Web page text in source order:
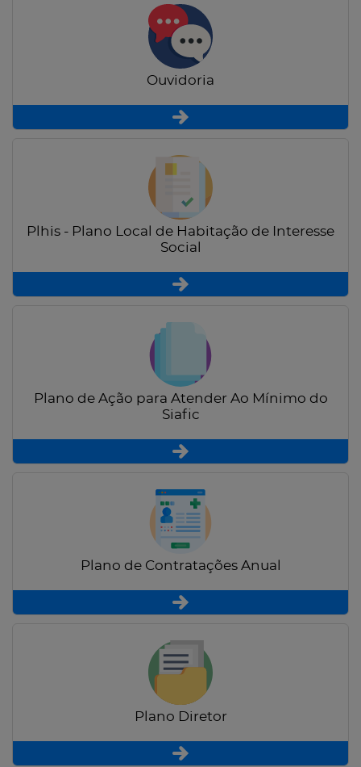
Ouvidoria
Plhis - Plano Local de Habitação de Interesse
Social
Plano de Ação para Atender Ao Mínimo do
Siafic
Plano de Contratações Anual
Plano Diretor